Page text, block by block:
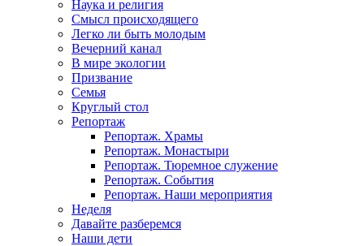
Наука и религия
Смысл происходящего
Легко ли быть молодым
Вечерний канал
В мире экологии
Призвание
Семья
Круглый стол
Репортаж
Репортаж. Храмы
Репортаж. Монастыри
Репортаж. Тюремное служение
Репортаж. События
Репортаж. Наши мероприятия
Неделя
Давайте разберемся
Наши дети